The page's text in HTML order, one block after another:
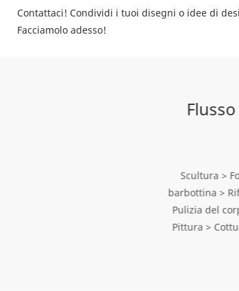
Contattaci! Condividi i tuoi disegni o idee di
Facciamolo adesso!
Scultura >
barbottina >
Pulizia del
Pittura >